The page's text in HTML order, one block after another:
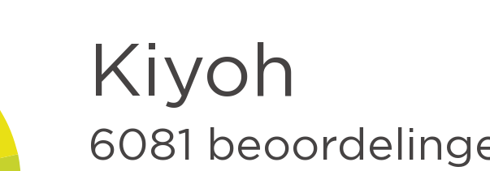
Kiyoh
6081